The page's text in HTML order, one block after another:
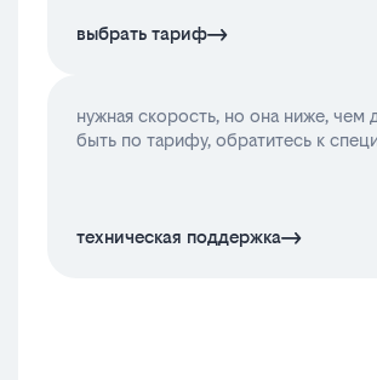
выбрать тариф
нужная скорость, но она ниже, чем
быть по тарифу, обратитесь к
техническая поддержка